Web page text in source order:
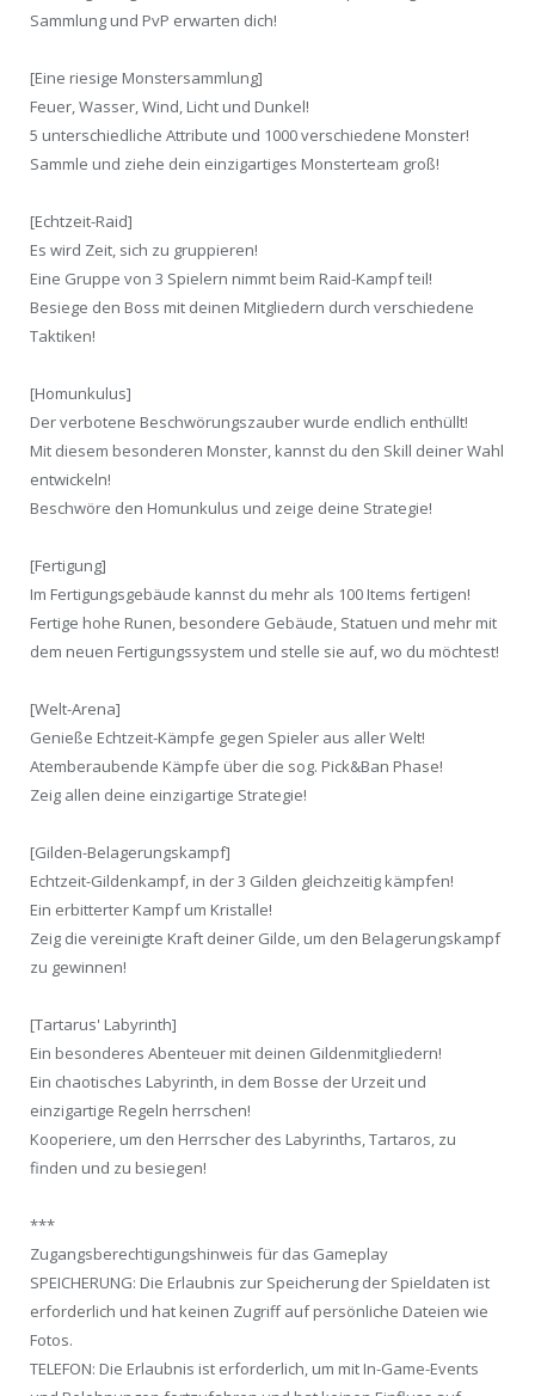
Sammlung und PvP erwarten dich!
[Eine riesige Monstersammlung]
Feuer, Wasser, Wind, Licht und Dunkel!
5 unterschiedliche Attribute und 1000 verschiedene Monster!
Sammle und ziehe dein einzigartiges Monsterteam groß!
[Echtzeit-Raid]
Es wird Zeit, sich zu gruppieren!
Eine Gruppe von 3 Spielern nimmt beim Raid-Kampf teil!
Besiege den Boss mit deinen Mitgliedern durch verschiedene
Taktiken!
[Homunkulus]
Der verbotene Beschwörungszauber wurde endlich enthüllt!
Mit diesem besonderen Monster, kannst du den Skill deiner Wahl
entwickeln!
Beschwöre den Homunkulus und zeige deine Strategie!
[Fertigung]
Im Fertigungsgebäude kannst du mehr als 100 Items fertigen!
Fertige hohe Runen, besondere Gebäude, Statuen und mehr mit
dem neuen Fertigungssystem und stelle sie auf, wo du möchtest!
[Welt-Arena]
Genieße Echtzeit-Kämpfe gegen Spieler aus aller Welt!
Atemberaubende Kämpfe über die sog. Pick&Ban Phase!
Zeig allen deine einzigartige Strategie!
[Gilden-Belagerungskampf]
Echtzeit-Gildenkampf, in der 3 Gilden gleichzeitig kämpfen!
Ein erbitterter Kampf um Kristalle!
Zeig die vereinigte Kraft deiner Gilde, um den Belagerungskampf
zu gewinnen!
[Tartarus' Labyrinth]
Ein besonderes Abenteuer mit deinen Gildenmitgliedern!
Ein chaotisches Labyrinth, in dem Bosse der Urzeit und
einzigartige Regeln herrschen!
Kooperiere, um den Herrscher des Labyrinths, Tartaros, zu
finden und zu besiegen!
***
Zugangsberechtigungshinweis für das Gameplay
SPEICHERUNG: Die Erlaubnis zur Speicherung der Spieldaten ist
erforderlich und hat keinen Zugriff auf persönliche Dateien wie
Fotos.
TELEFON: Die Erlaubnis ist erforderlich, um mit In-Game-Events